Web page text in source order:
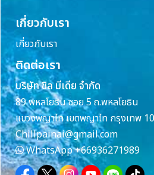
เกี่ยวกับเรา
เกี่ยวกับเรา
ติดต่อเรา
บริษัท ชิล มีเดีย จำกัด
89 พหลโยธิน ซอย 5 ถ.พหลโยธิน
แขวงพญาไท เขตพญาไท กรุงเทพ
Chillpainai@gmail.com
WhatsApp+66936271989